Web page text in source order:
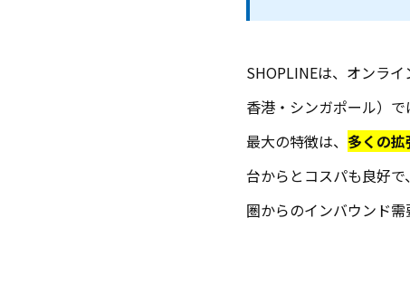
SHOPLINEは、オンラ
香港・シンガポール）
最大の特徴は、 多くの
台からとコスパも良好
圏からのインバウンド需